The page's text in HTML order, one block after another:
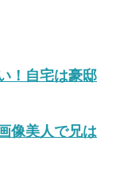
！自宅は豪邸
像美人で兄は